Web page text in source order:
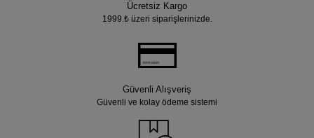
Ücretsiz Kargo
1999.₺ üzeri siparişlerinizde.
Güvenli Alışveriş
Güvenli ve kolay ödeme sistemi